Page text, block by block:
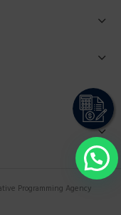
Programming Agency